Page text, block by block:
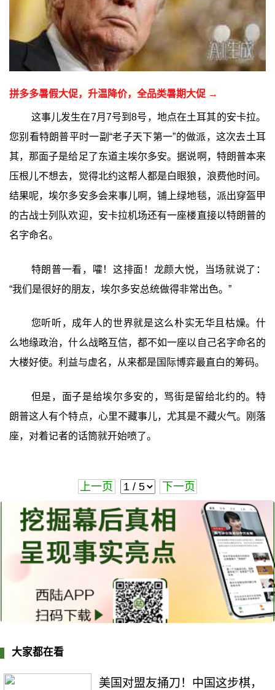
拼多多暑假大促，升温降价，全品类暑期大促 →
这事儿发生在7月7号到8号，地点在土耳其的安卡拉。
您别看特朗普平时一副“老子天下第一”的做派，这次去土耳
其，那面子是给足了东道主埃尔多安。据说啊，特朗普本来
压根儿不想去，觉得北约这帮人都是白眼狼，浪费他时间。
结果呢，埃尔多安多会来事儿啊，铺上绿地毯，派出穿盔甲
的古战士列队欢迎，安卡拉机场还有一座楼直接以特朗普的
名字命名。
特朗普一看，嚯！这排面！龙颜大悦，当场就说了：
“我们是很好的朋友，埃尔多安总统做得非常出色。”
您听听，成年人的世界就是这么朴实无华且枯燥。什
么地缘政治，什么战略互信，都不如一座以自己名字命名的
大楼好使。利益与虚名，从来都是国际博弈最直白的筹码。
但是，面子是给埃尔多安的，骂街是留给北约的。特
朗普这人有个特点，心里不藏事儿，尤其是不藏火气。刚落
座，对着记者的话筒就开始喷了。
上一页 下一页
大家都在看
美国对盟友捅刀！中国这步棋，